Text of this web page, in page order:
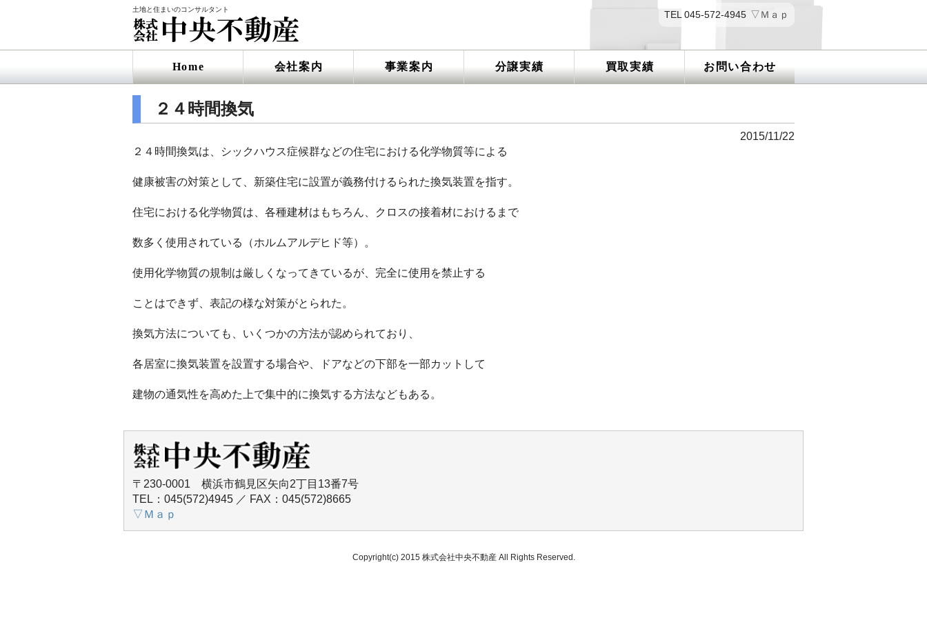
土地と住まいのコンサルタント TEL 045-572-4945 ▽Ｍａｐ
Home 会社案内 事業案内 分譲実績 買取実績 お問い合わせ
２４時間換気
2015/11/22
２４時間換気は、シックハウス症候群などの住宅における化学物質等による
健康被害の対策として、新築住宅に設置が義務付けるられた換気装置を指す。
住宅における化学物質は、各種建材はもちろん、クロスの接着材におけるまで
数多く使用されている（ホルムアルデヒド等）。
使用化学物質の規制は厳しくなってきているが、完全に使用を禁止する
ことはできず、表記の様な対策がとられた。
換気方法についても、いくつかの方法が認められており、
各居室に換気装置を設置する場合や、ドアなどの下部を一部カットして
建物の通気性を高めた上で集中的に換気する方法などもある。
〒230-0001 横浜市鶴見区矢向2丁目13番7号
TEL：045(572)4945 ／ FAX：045(572)8665
▽Ｍａｐ
Copyright(c) 2015 株式会社中央不動産 All Rights Reserved.